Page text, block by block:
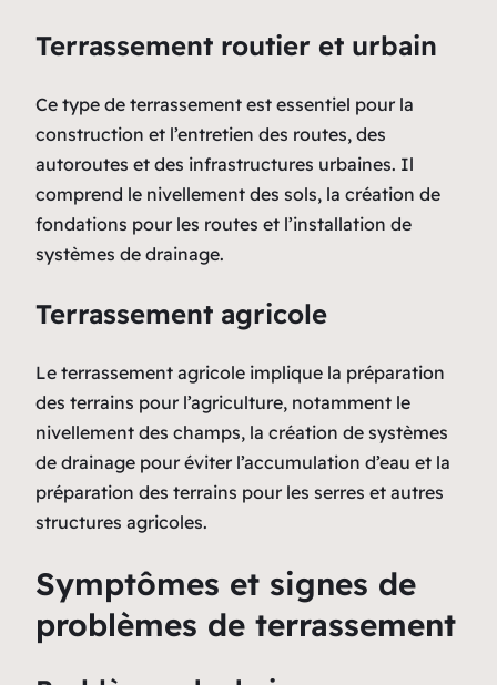
Terrassement routier et urbain
Ce type de terrassement est essentiel pour la
construction et l’entretien des routes, des
autoroutes et des infrastructures urbaines. Il
comprend le nivellement des sols, la création de
fondations pour les routes et l’installation de
systèmes de drainage.
Terrassement agricole
Le terrassement agricole implique la préparation
des terrains pour l’agriculture, notamment le
nivellement des champs, la création de systèmes
de drainage pour éviter l’accumulation d’eau et la
préparation des terrains pour les serres et autres
structures agricoles.
Symptômes et signes de
problèmes de terrassement